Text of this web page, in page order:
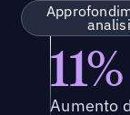
analisi
11%
Aumento